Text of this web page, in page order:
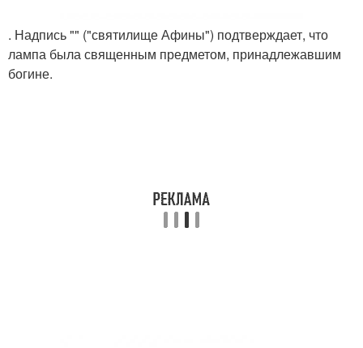
. Надпись "" ("святилище Афины") подтверждает, что
лампа была священным предметом, принадлежавшим
богине.